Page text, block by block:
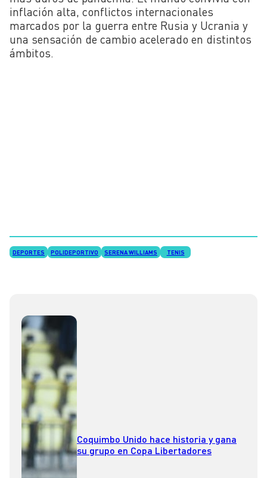
inflación alta, conflictos internacionales
marcados por la guerra entre Rusia y Ucrania y
una sensación de cambio acelerado en distintos
ámbitos.
DEPORTES POLIDEPORTIVO SERENA WILLIAMS TENIS
Coquimbo Unido hace historia y gana
su grupo en Copa Libertadores